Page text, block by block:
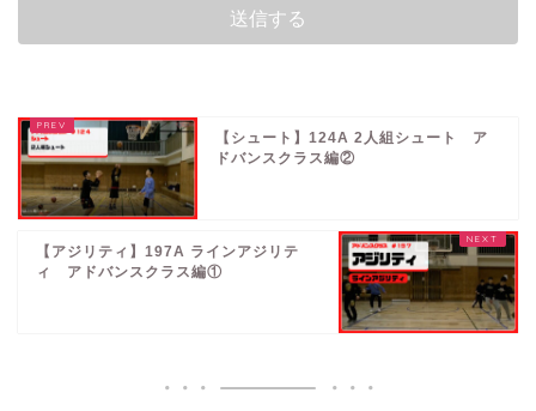
【シュート】124A 2人組シュート ア
ドバンスクラス編②
【アジリティ】197A ラインアジリテ
ィ アドバンスクラス編①